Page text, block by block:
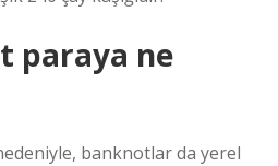
paraya ne
banknotlar da yerel